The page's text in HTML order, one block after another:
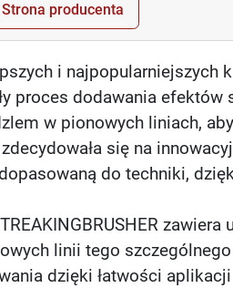
Strona producenta
i najpopularniejszych
proces dodawania
w pionowych liniach,
się na
do techniki,
linii tego
dzięki łatwości